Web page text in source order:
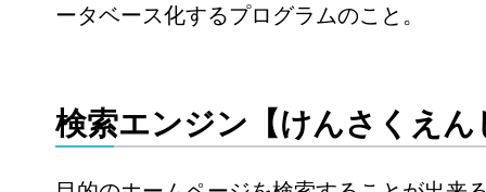
ータベース化するプログラムのこと。
検索エンジン【けんさくえん